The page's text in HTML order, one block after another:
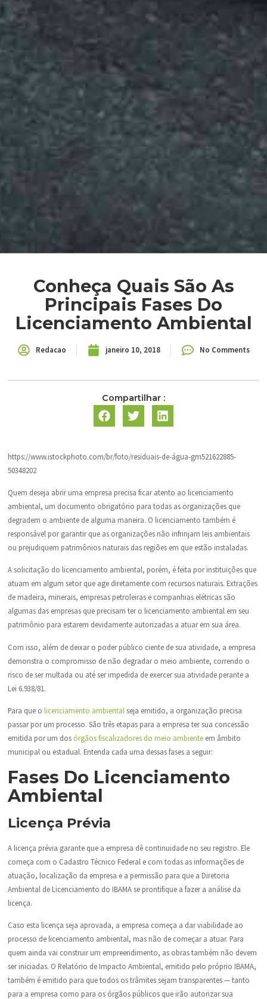
Conheça Quais São As
Principais Fases Do
Licenciamento Ambiental
Redacao janeiro 10, 2018 No Comments
Compartilhar :
https://www.istockphoto.com/br/foto/residuais-de-água-gm521622885-
50348202
Quem deseja abrir uma empresa precisa ficar atento ao licenciamento
ambiental, um documento obrigatório para todas as organizações que
degradem o ambiente de alguma maneira. O licenciamento também é
responsável por garantir que as organizações não infrinjam leis ambientais
ou prejudiquem patrimônios naturais das regiões em que estão instaladas.
A solicitação do licenciamento ambiental, porém, é feita por instituições que
atuam em algum setor que age diretamente com recursos naturais. Extrações
de madeira, minerais, empresas petroleiras e companhias elétricas são
algumas das empresas que precisam ter o licenciamento ambiental em seu
patrimônio para estarem devidamente autorizadas a atuar em sua área.
Com isso, além de deixar o poder público ciente de sua atividade, a empresa
demonstra o compromisso de não degradar o meio ambiente, correndo o
risco de ser multada ou até ser impedida de exercer sua atividade perante a
Lei 6.938/81.
Para que o licenciamento ambiental seja emitido, a organização precisa
passar por um processo. São três etapas para a empresa ter sua concessão
emitida por um dos órgãos fiscalizadores do meio ambienteem âmbito
municipal ou estadual. Entenda cada uma dessas fases a seguir:
Fases Do Licenciamento
Ambiental
Licença Prévia
A licença prévia garante que a empresa dê continuidade no seu registro. Ele
começa com o Cadastro Técnico Federal e com todas as informações de
atuação, localização da empresa e a permissão para que a Diretoria
Ambiental de Licenciamento do IBAMA se prontifique a fazer a análise da
licença.
Caso esta licença seja aprovada, a empresa começa a dar viabilidade ao
processo de licenciamento ambiental, mas não de começar a atuar. Para
quem ainda vai construir um empreendimento, as obras também não devem
ser iniciadas. O Relatório de Impacto Ambiental, emitido pelo próprio IBAMA,
também é emitido para que todos os trâmites sejam transparentes — tanto
para a empresa como para os órgãos públicos que irão autorizar sua